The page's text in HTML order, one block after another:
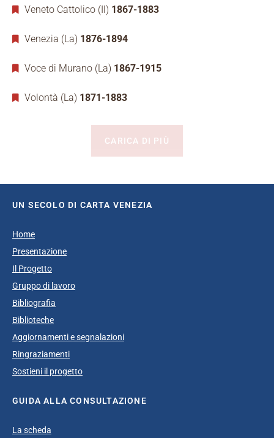
Veneto Cattolico (Il) 1867-1883
Venezia (La) 1876-1894
Voce di Murano (La) 1867-1915
Volontà (La) 1871-1883
CARICA DI PIÙ
UN SECOLO DI CARTA VENEZIA
Home
Presentazione
Il Progetto
Gruppo di lavoro
Bibliografia
Biblioteche
Aggiornamenti e segnalazioni
Ringraziamenti
Sostieni il progetto
GUIDA ALLA CONSULTAZIONE
La scheda